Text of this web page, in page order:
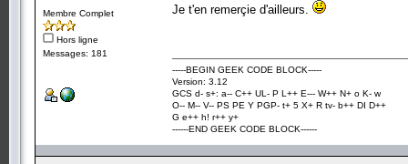
Membre Complet
Hors ligne
Messages: 181
Je t'en remerçie d'ailleurs.
-----BEGIN GEEK CODE BLOCK-----
Version: 3.12
GCS d- s+: a-- C++ UL- P L++ E--- W++ N+ o K- w
O-- M-- V-- PS PE Y PGP- t+ 5 X+ R tv- b++ DI D++
G e++ h! r++ y+
------END GEEK CODE BLOCK------